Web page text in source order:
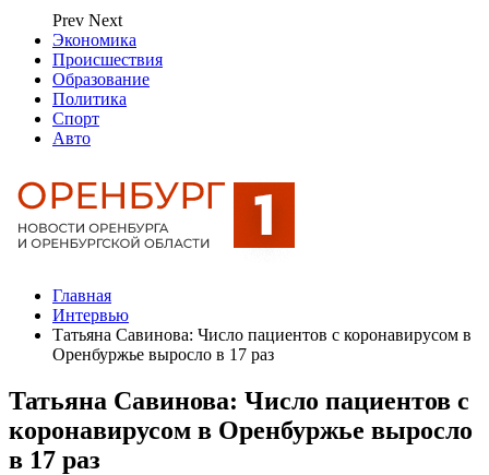
Prev Next
Экономика
Происшествия
Образование
Политика
Спорт
Авто
Главная
Интервью
Татьяна Савинова: Число пациентов с коронавирусом в
Оренбуржье выросло в 17 раз
Татьяна Савинова: Число пациентов с
коронавирусом в Оренбуржье выросло
в 17 раз